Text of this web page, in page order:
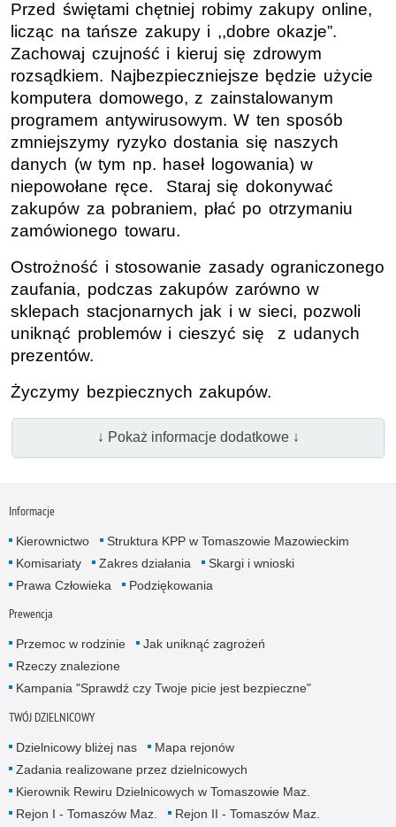
Przed świętami chętniej robimy zakupy online,
licząc na tańsze zakupy i ,,dobre okazje”.
Zachowaj czujność i kieruj się zdrowym
rozsądkiem. Najbezpieczniejsze będzie użycie
komputera domowego, z zainstalowanym
programem antywirusowym. W ten sposób
zmniejszymy ryzyko dostania się naszych
danych (w tym np. haseł logowania) w
niepowołane ręce. Staraj się dokonywać
zakupów za pobraniem, płać po otrzymaniu
zamówionego towaru.
Ostrożność i stosowanie zasady ograniczonego
zaufania, podczas zakupów zarówno w
sklepach stacjonarnych jak i w sieci, pozwoli
uniknąć problemów i cieszyć się z udanych
prezentów.
Życzymy bezpiecznych zakupów.
↓ Pokaż informacje dodatkowe ↓
Informacje
Kierownictwo
Struktura KPP w Tomaszowie Mazowieckim
Komisariaty
Zakres działania
Skargi i wnioski
Prawa Człowieka
Podziękowania
Prewencja
Przemoc w rodzinie
Jak uniknąć zagrożeń
Rzeczy znalezione
Kampania "Sprawdź czy Twoje picie jest bezpieczne"
TWÓJ DZIELNICOWY
Dzielnicowy bliżej nas
Mapa rejonów
Zadania realizowane przez dzielnicowych
Kierownik Rewiru Dzielnicowych w Tomaszowie Maz.
Rejon I - Tomaszów Maz.
Rejon II - Tomaszów Maz.